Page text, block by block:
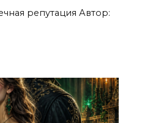
репутация Автор: